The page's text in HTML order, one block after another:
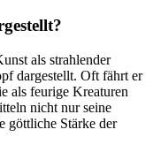
als strahlender
⁤dargestellt. ​Oft fährt er
als feurige Kreaturen
‌nicht nur seine
göttliche Stärke der